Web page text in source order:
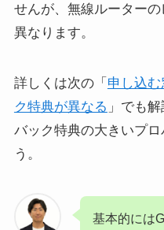
せんが、無線ルーター
異なります。
詳しくは次の「 申し込
ク特典が異なる 」でも
バック特典の大きいプ
う。
基本的には